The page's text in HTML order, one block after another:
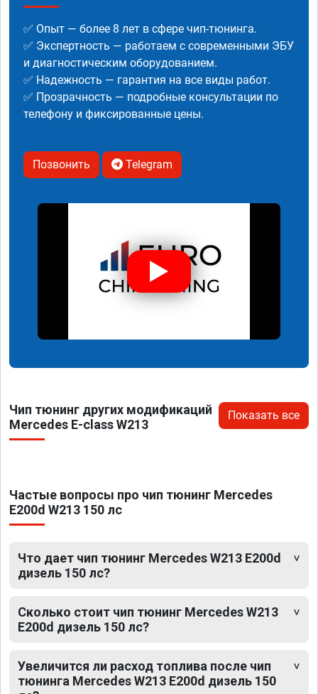
✅ Опыт — более 8 лет в сфере чип-тюнинга.
✅ Экспертность — работаем с современными ЭБУ
и диагностическим оборудованием.
✅ Надежность — гарантия на все виды работ.
✅ Прозрачность — подробные консультации по
телефону и фиксированные цены.
Позвонить Telegram
Чип тюнинг других модификаций
Mercedes E-class W213
Показать все
Частые вопросы про чип тюнинг Mercedes
E200d W213 150 лс
Что дает чип тюнинг Mercedes W213 E200d
дизель 150 лс?
Сколько стоит чип тюнинг Mercedes W213
E200d дизель 150 лс?
Увеличится ли расход топлива после чип
тюнинга Mercedes W213 E200d дизель 150